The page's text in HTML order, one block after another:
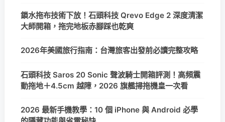
鎖水拖布技術下放！石頭科技 Qrevo Edge 2 深度清潔
大師開箱，拖完地板赤腳踩也乾爽
2026年美國旅行指南：台灣旅客出發前必讀完整攻略
石頭科技 Saros 20 Sonic 聲波騎士開箱評測！高頻震
動拖地＋4.5cm 越障，2026 旗艦掃拖機皇一次看
2026 最新手機教學：10 個 iPhone 與 Android 必學